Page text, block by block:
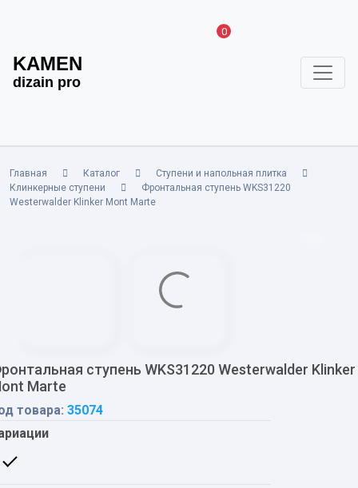
KAMEN
dizain pro
0
Главная Каталог
Ступени и напольная плитка
Клинкерные ступени
Фронтальная ступень WKS31220
Westerwalder Klinker Mont Marte
ступень WKS31220 Westerwalder Klinker
Marte
товара: 35074